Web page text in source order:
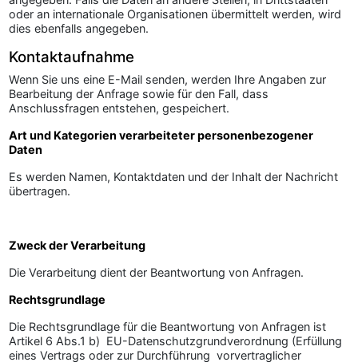
oder an internationale Organisationen übermittelt werden, wird
dies ebenfalls angegeben.
Kontaktaufnahme
Wenn Sie uns eine E-Mail senden, werden Ihre Angaben zur
Bearbeitung der Anfrage sowie für den Fall, dass
Anschlussfragen entstehen, gespeichert.
Art und Kategorien verarbeiteter personenbezogener
Daten
Es werden Namen, Kontaktdaten und der Inhalt der Nachricht
übertragen.
Zweck der Verarbeitung
Die Verarbeitung dient der Beantwortung von Anfragen.
Rechtsgrundlage
Die Rechtsgrundlage für die Beantwortung von Anfragen ist
Artikel 6 Abs.1 b) EU-Datenschutzgrundverordnung (Erfüllung
eines Vertrags oder zur Durchführung vorvertraglicher